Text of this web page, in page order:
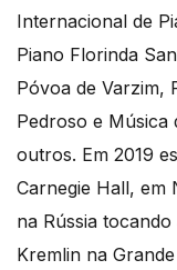
Internacional de
Piano Florinda
Póvoa de Varzim,
Pedroso e Música
outros. Em 2019
Carnegie Hall, em
na Rússia
Kremlin na